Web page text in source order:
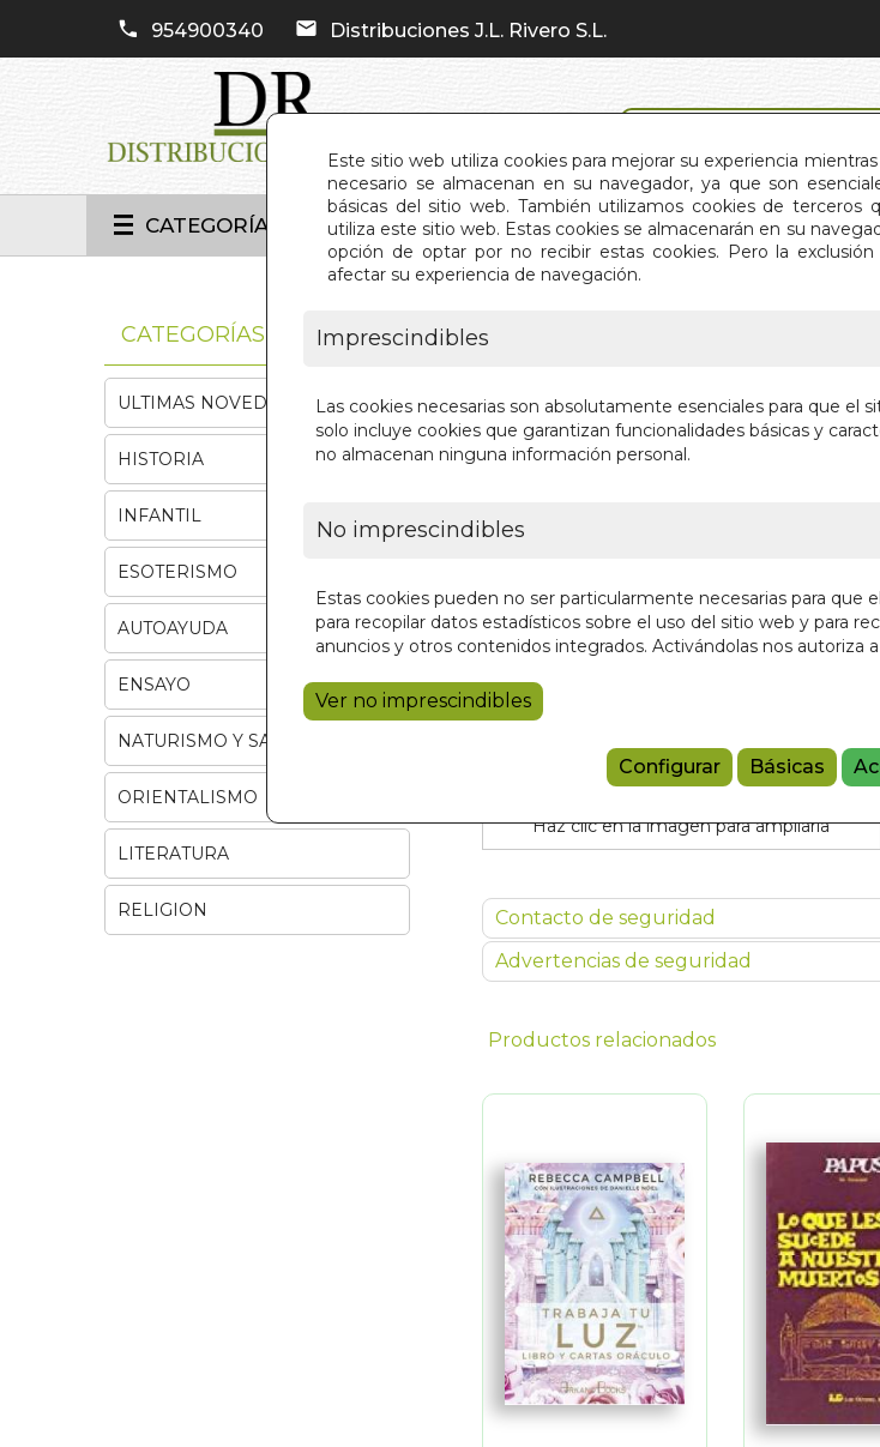
Este sitio web utiliza cookies para mejorar su experiencia
necesario se almacenan en su navegador, ya que son
básicas del sitio web. También utilizamos cookies de terceros
utiliza este sitio web. Estas cookies se almacenarán en su
opción de optar por no recibir estas cookies. Pero la
afectar su experiencia de navegación.
Imprescindibles
Las cookies necesarias son absolutamente esenciales para que
solo incluye cookies que garantizan funcionalidades básicas y
no almacenan ninguna información personal.
No imprescindibles
Estas cookies pueden no ser particularmente necesarias para
para recopilar datos estadísticos sobre el uso del sitio web y para
anuncios y otros contenidos integrados. Activándolas nos autoriza
Ver no imprescindibles
Configurar Básicas
954900340 Distribuciones J.L. Rivero S.L.
CATEGORÍAS INICIO QUIÉNES
Haz clic en la imagen para ampliarla
Contacto de seguridad
Advertencias de seguridad
Productos relacionados
CATEGORÍAS
ULTIMAS NOVEDADES
HISTORIA
INFANTIL
ESOTERISMO
AUTOAYUDA
ENSAYO
NATURISMO Y SALUD
ORIENTALISMO
LITERATURA
RELIGION